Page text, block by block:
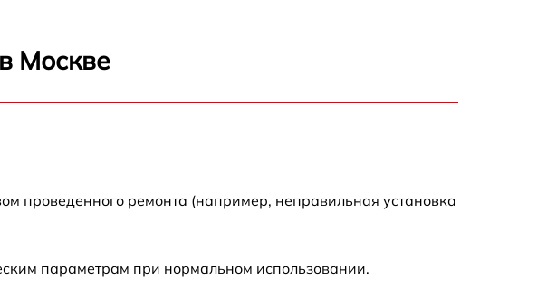
Москве
проведенного ремонта (например, неправильная установка
параметрам при нормальном использовании.